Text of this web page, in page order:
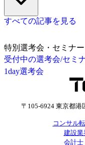
すべての記事を見る
特別選考会・セミナー
受付中の選考会/セミ
1day選考会
〒105-6924 東京都港
コンサル
建設業
会計士